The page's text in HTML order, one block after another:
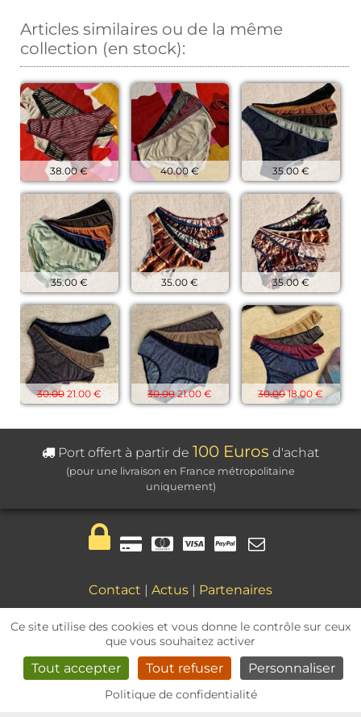
Ce site utilise des cookies et vous donne le contrôle sur ceux
que vous souhaitez activer
Tout accepter Tout refuser Personnaliser
Politique de confidentialité
Articles similaires ou de la même
collection (en stock):
38.00 € 40.00 € 35.00 €
35.00 € 35.00 € 35.00 €
30.0021.00 € 30.0021.00 € 30.0018.00 €
Port offert à partir de 100 Euros d'achat
(pour une livraison en France métropolitaine
uniquement)
Contact | Actus | Partenaires
Mentions légales|CGV